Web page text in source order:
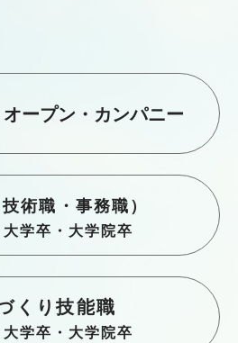
オープン・カンパニー
技術職・事務職）
学卒・大学院卒
くり技能職
学卒・大学院卒